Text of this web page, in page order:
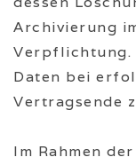
Archivierung
Verpflichtung.
Daten bei
Vertragsende
Im Rahmen